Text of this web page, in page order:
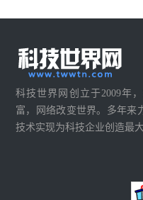
科技世界网创立于2009年
富，网络改变世界。多年来
技术实现为科技企业创造最大